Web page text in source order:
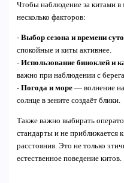
Чтобы наблюдение за китами
несколько факторов:
- Выбор сезона и времени
спокойные и киты активнее.
- Использование биноклей и
важно при наблюдении с
- Погода и море— волнение на
солнце в зените создаёт блики.
Также важно выбирать
стандарты и не приближается
расстояния. Это не только
естественное поведение китов.